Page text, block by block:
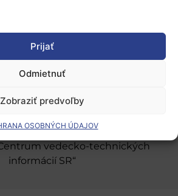
Prijať
Odmietnuť
Zobraziť predvoľby
OSOBNÝCH ÚDAJOV
programy pre výskum
Odber noviniek
Programu Slovensko. Portál
vedecko-technických
informácií SR“